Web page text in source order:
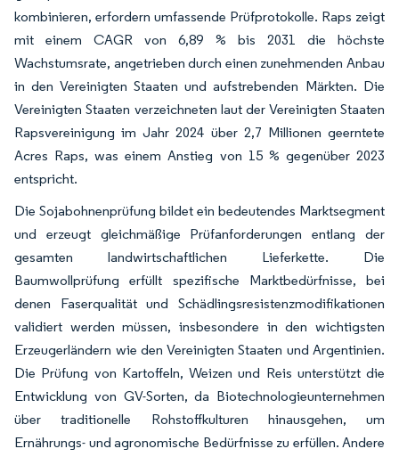
kombinieren, erfordern umfassende Prüfprotokolle. Raps zeigt
mit einem CAGR von 6,89 % bis 2031 die höchste
Wachstumsrate, angetrieben durch einen zunehmenden Anbau
in den Vereinigten Staaten und aufstrebenden Märkten. Die
Vereinigten Staaten verzeichneten laut der Vereinigten Staaten
Rapsvereinigung im Jahr 2024 über 2,7 Millionen geerntete
Acres Raps, was einem Anstieg von 15 % gegenüber 2023
entspricht.
Die Sojabohnenprüfung bildet ein bedeutendes Marktsegment
und erzeugt gleichmäßige Prüfanforderungen entlang der
gesamten landwirtschaftlichen Lieferkette. Die
Baumwollprüfung erfüllt spezifische Marktbedürfnisse, bei
denen Faserqualität und Schädlingsresistenzmodifikationen
validiert werden müssen, insbesondere in den wichtigsten
Erzeugerländern wie den Vereinigten Staaten und Argentinien.
Die Prüfung von Kartoffeln, Weizen und Reis unterstützt die
Entwicklung von GV-Sorten, da Biotechnologieunternehmen
über traditionelle Rohstoffkulturen hinausgehen, um
Ernährungs- und agronomische Bedürfnisse zu erfüllen. Andere